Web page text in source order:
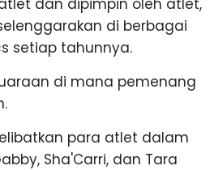
dan dipimpin oleh atlet,
di berbagai
setiap tahunnya.
di mana pemenang
para atlet dalam
Sha'Carri, dan Tara